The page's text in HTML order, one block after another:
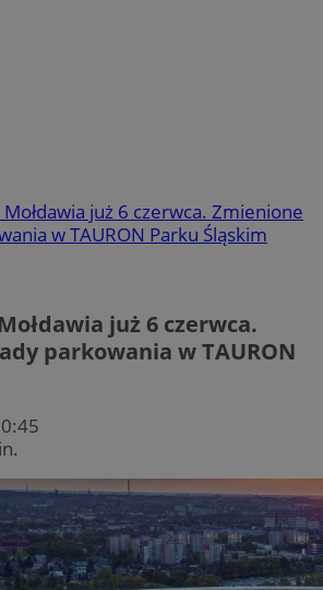
Mołdawia już 6 czerwca. Zmienione
w TAURON Parku Śląskim
już 6 czerwca.
parkowania w TAURON